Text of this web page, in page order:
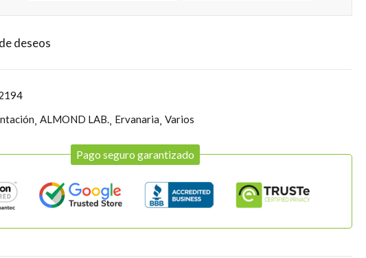
deseos
ALMOND LAB. Ervanaria Varios
Pago seguro garantizado